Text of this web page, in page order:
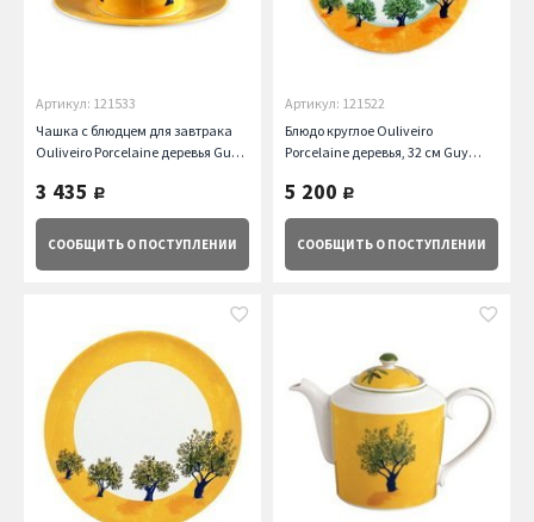
Артикул: 121533
Чашка с блюдцем для завтрака
Ouliveiro Porcelaine деревья Guy
3 435 руб.
СООБЩИТЬ О ПОСТУПЛЕНИИ
Артикул: 121522
Блюдо круглое Ouliveiro
Porcelaine деревья, 32 см Guy
5 200 руб.
СООБЩИТЬ О ПОСТУПЛЕНИИ